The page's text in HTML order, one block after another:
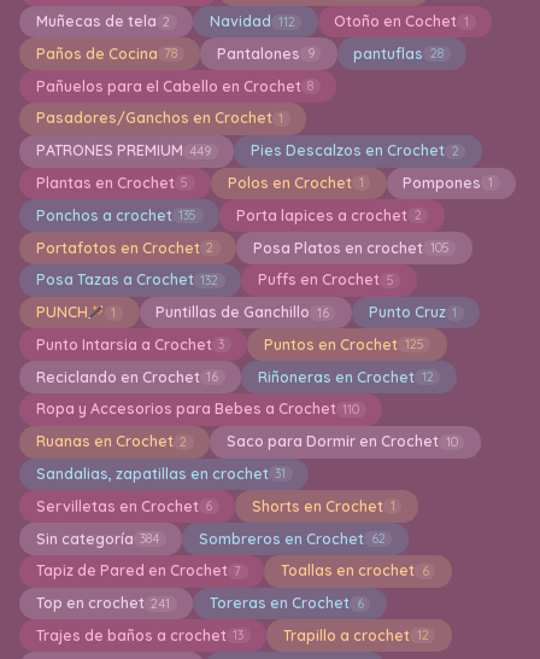
Muñecas de tela 2 Navidad 112 Otoño en Cochet 1
Paños de Cocina 78 Pantalones 9 pantuflas 28
Pañuelos para el Cabello en Crochet 8
Pasadores/Ganchos en Crochet 1
PATRONES PREMIUM 449 Pies Descalzos en Crochet 2
Plantas en Crochet 5 Polos en Crochet 1 Pompones 1
Ponchos a crochet 135 Porta lapices a crochet 2
Portafotos en Crochet 2 Posa Platos en crochet 105
Posa Tazas a Crochet 132 Puffs en Crochet 5
PUNCH 1 Puntillas de Ganchillo 16 Punto Cruz 1
Punto Intarsia a Crochet 3 Puntos en Crochet 125
Reciclando en Crochet 16 Riñoneras en Crochet 12
Ropa y Accesorios para Bebes a Crochet 110
Ruanas en Crochet 2 Saco para Dormir en Crochet 10
Sandalias, zapatillas en crochet 31
Servilletas en Crochet 6 Shorts en Crochet 1
Sin categoría 384 Sombreros en Crochet 62
Tapiz de Pared en Crochet 7 Toallas en crochet 6
Top en crochet 241 Toreras en Crochet 6
Trajes de baños a crochet 13 Trapillo a crochet 12